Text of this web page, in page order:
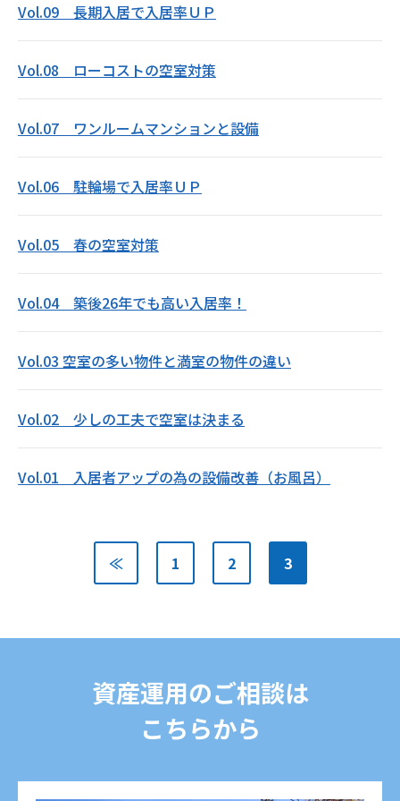
Vol.09 長期入居で入居率ＵＰ
Vol.08 ローコストの空室対策
Vol.07 ワンルームマンションと設備
Vol.06 駐輪場で入居率ＵＰ
Vol.05 春の空室対策
Vol.04 築後26年でも高い入居率！
Vol.03 空室の多い物件と満室の物件の違い
Vol.02 少しの工夫で空室は決まる
Vol.01 入居者アップの為の設備改善（お風呂）
≪ 1 2 3
資産運用のご相談は
こちらから